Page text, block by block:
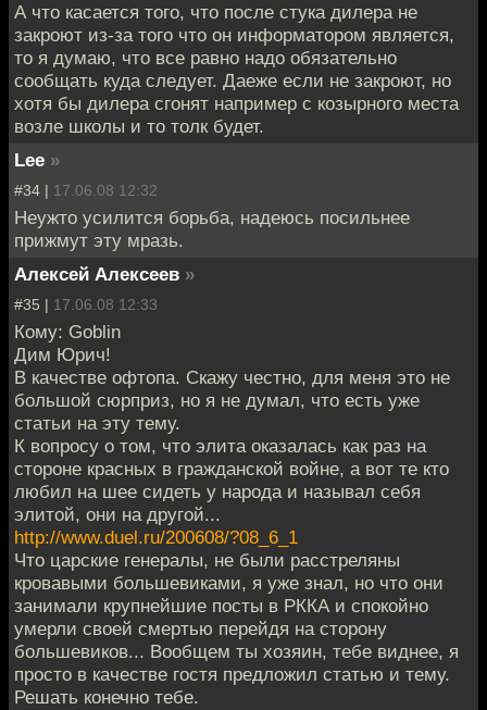
А что касается того, что после стука дилера не
закроют из-за того что он информатором является,
то я думаю, что все равно надо обязательно
сообщать куда следует. Даеже если не закроют, но
хотя бы дилера сгонят например с козырного места
возле школы и то толк будет.
Lee »
#34 | 17.06.08 12:32
Неужто усилится борьба, надеюсь посильнее
прижмут эту мразь.
Алексей Алексеев »
#35 | 17.06.08 12:33
Кому: Goblin
Дим Юрич!
В качестве офтопа. Скажу честно, для меня это не
большой сюрприз, но я не думал, что есть уже
статьи на эту тему.
К вопросу о том, что элита оказалась как раз на
стороне красных в гражданской войне, а вот те кто
любил на шее сидеть у народа и называл себя
элитой, они на другой...
http://www.duel.ru/200608/?08_6_1
Что царские генералы, не были расстреляны
кровавыми большевиками, я уже знал, но что они
занимали крупнейшие посты в РККА и спокойно
умерли своей смертью перейдя на сторону
большевиков... Вообщем ты хозяин, тебе виднее, я
просто в качестве гостя предложил статью и тему.
Решать конечно тебе.